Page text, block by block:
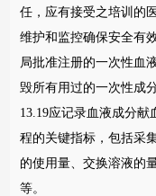
任，应有接受之培训的
维护和监控确保安全有
局批准注册的一次性血
毁所有用过的一次性成
13.19应记录血液成分
程的关键指标，包括采
的使用量、交换溶液的
等。